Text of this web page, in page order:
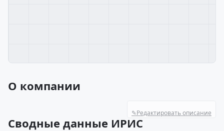
О компании
✎Редактировать описание
Сводные данные ИРИС